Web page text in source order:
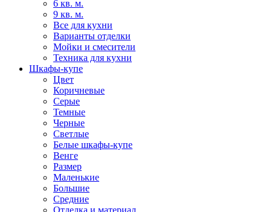
6 кв. м.
9 кв. м.
Все для кухни
Варианты отделки
Мойки и смесители
Техника для кухни
Шкафы-купе
Цвет
Коричневые
Серые
Темные
Черные
Светлые
Белые шкафы-купе
Венге
Размер
Маленькие
Большие
Средние
Отделка и материал